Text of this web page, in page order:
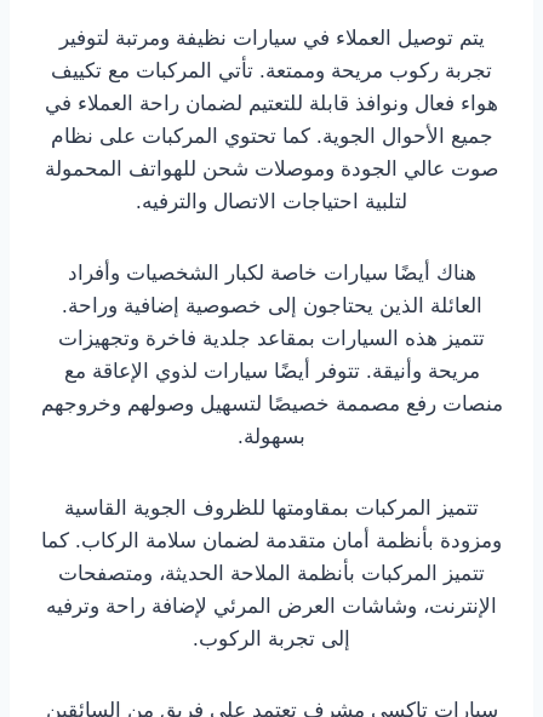
يتم توصيل العملاء في سيارات نظيفة ومرتبة لتوفير
تجربة ركوب مريحة وممتعة. تأتي المركبات مع تكييف
هواء فعال ونوافذ قابلة للتعتيم لضمان راحة العملاء في
جميع الأحوال الجوية. كما تحتوي المركبات على نظام
صوت عالي الجودة وموصلات شحن للهواتف المحمولة
لتلبية احتياجات الاتصال والترفيه.
هناك أيضًا سيارات خاصة لكبار الشخصيات وأفراد
العائلة الذين يحتاجون إلى خصوصية إضافية وراحة.
تتميز هذه السيارات بمقاعد جلدية فاخرة وتجهيزات
مريحة وأنيقة. تتوفر أيضًا سيارات لذوي الإعاقة مع
منصات رفع مصممة خصيصًا لتسهيل وصولهم وخروجهم
بسهولة.
تتميز المركبات بمقاومتها للظروف الجوية القاسية
ومزودة بأنظمة أمان متقدمة لضمان سلامة الركاب. كما
تتميز المركبات بأنظمة الملاحة الحديثة، ومتصفحات
الإنترنت، وشاشات العرض المرئي لإضافة راحة وترفيه
إلى تجربة الركوب.
سيارات تاكسي مشرف تعتمد على فريق من السائقين